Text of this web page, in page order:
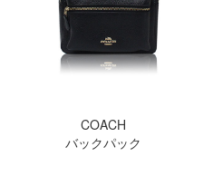
COACH
バックパック